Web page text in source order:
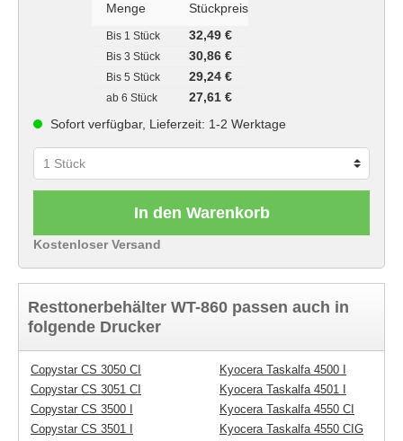
Menge Stückpreis
Bis 1 Stück 32,49 €
Bis3 Stück 30,86 €
Bis5 Stück 29,24 €
ab6 Stück 27,61 €
Sofort verfügbar, Lieferzeit: 1-2 Werktage
In den Warenkorb
Kostenloser Versand
Resttonerbehälter WT-860 passen auch in
folgende Drucker
Copystar CS 3050 CI
Copystar CS 3051 CI
Copystar CS 3500 I
Copystar CS 3501 I
Kyocera Taskalfa 4500 I
Kyocera Taskalfa 4501 I
Kyocera Taskalfa 4550 CI
Kyocera Taskalfa 4550 CIG